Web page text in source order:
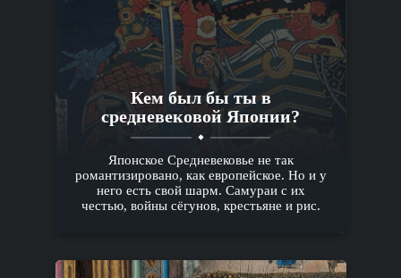
Кем был бы ты в
средневековой Японии?
Японское Средневековье не так
романтизировано, как европейское. Но и у
него есть свой шарм. Самураи с их
честью, войны сёгунов, крестьяне и рис.